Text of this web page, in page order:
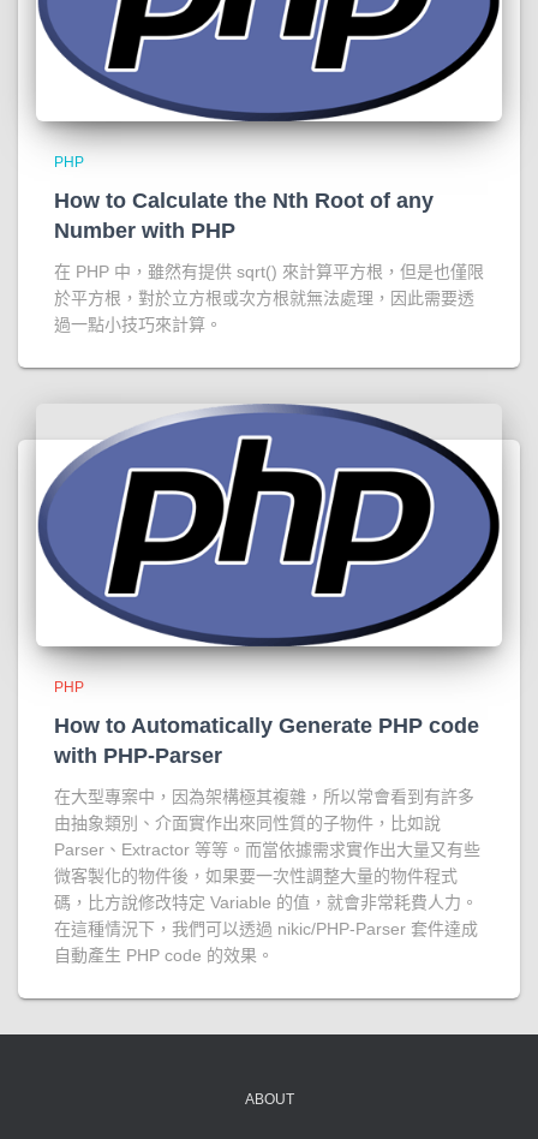
PHP
How to Calculate the Nth Root of any
Number with PHP
在 PHP 中，雖然有提供 sqrt() 來計算平方根，但是也僅限
於平方根，對於立方根或次方根就無法處理，因此需要透
過一點小技巧來計算。
PHP
How to Automatically Generate PHP code
with PHP-Parser
在大型專案中，因為架構極其複雜，所以常會看到有許多
由抽象類別、介面實作出來同性質的子物件，比如說
Parser、Extractor 等等。而當依據需求實作出大量又有些
微客製化的物件後，如果要一次性調整大量的物件程式
碼，比方說修改特定 Variable 的值，就會非常耗費人力。
在這種情況下，我們可以透過 nikic/PHP-Parser 套件達成
自動產生 PHP code 的效果。
ABOUT